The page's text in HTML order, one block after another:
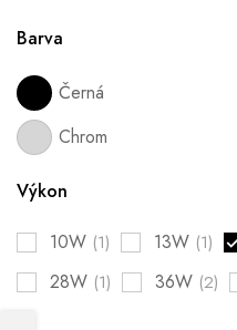
Barva
Černá
Chrom
Výkon
10W (1) 13W (1)
28W (1) 36W (2)